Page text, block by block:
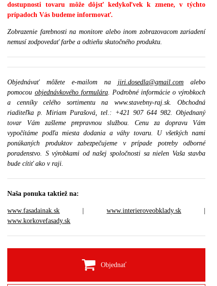
dostupnosti tovaru môže dôjsť kedykoľvek k zmene, v týchto
prípadoch Vás budeme informovať.
Zobrazenie farebnosti na monitore alebo inom zobrazovacom zariadení
nemusí zodpovedať farbe a odtieňu skutočného produktu.
Objednávať môžete e-mailom na jiri.dosedla@gmail.comalebo
pomocou objednávkového formulára. Podrobné informácie o výrobkoch
a cenníky celého sortimentu na www.stavebny-raj.sk. Obchodná
riaditeľka p. Miriam Purašová, tel.: +421 907 644 982. Objednaný
tovar Vám zašleme prepravnou službou. Cenu za dopravu Vám
vypočítáme podľa miesta dodania a váhy tovaru. U všetkých nami
ponúkaných produktov zabezpečujeme v prípade potreby odborné
poradenstvo. S výrobkami od našej spoločnosti sa nielen Vaša stavba
bude cítiť ako v raji.
Naša ponuka taktiež na:
www.fasadainak.sk |www.interieroveobklady.sk
www.korkovefasady.sk
Objednať